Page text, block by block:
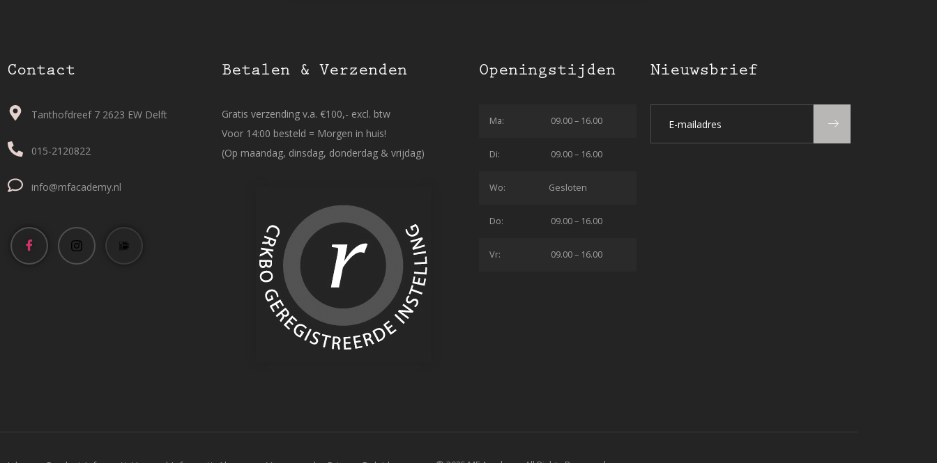
Contact
Tanthofdreef 7 2623 EW Delft
015-2120822
info@mfacademy.nl
Betalen & Verzenden
Gratis verzending v.a. €100,- excl. btw
Voor 14:00 besteld = Morgen in huis!
(Op maandag, dinsdag, donderdag & vrijdag)
Openingstijden
Ma: 09.00 – 16.00
Di: 09.00 – 16.00
Wo: Gesloten
Do: 09.00 – 16.00
Vr: 09.00 – 16.00
Nieuwsbrief